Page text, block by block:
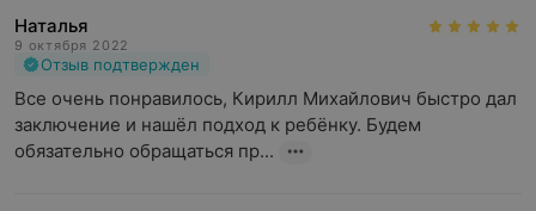
Наталья
9 октября 2022
Отзыв подтвержден
Все очень понравилось, Кирилл Михайлович быстро дал
заключение и нашёл подход к ребёнку. Будем
обязательно обращаться пр...